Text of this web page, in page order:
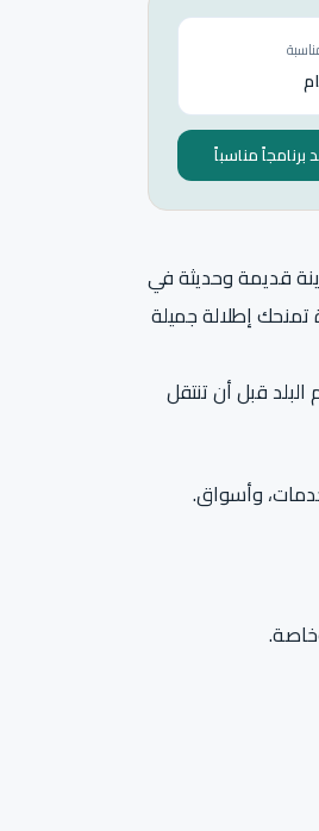
مناسباً
قديمة وحديثة في
إطلالة جميلة
قبل أن تنتقل
وأسواق.